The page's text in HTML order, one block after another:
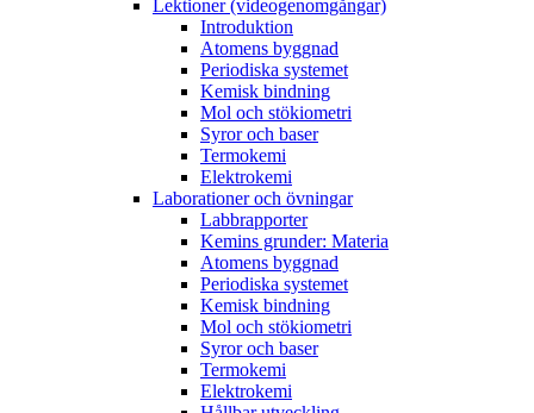
Lektioner (videogenomgångar)
Introduktion
Atomens byggnad
Periodiska systemet
Kemisk bindning
Mol och stökiometri
Syror och baser
Termokemi
Elektrokemi
Laborationer och övningar
Labbrapporter
Kemins grunder: Materia
Atomens byggnad
Periodiska systemet
Kemisk bindning
Mol och stökiometri
Syror och baser
Termokemi
Elektrokemi